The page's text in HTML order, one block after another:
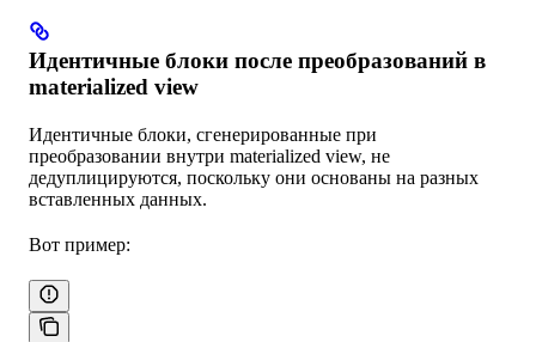
Идентичные блоки после преобразований в
materialized view
Идентичные блоки, сгенерированные при
преобразовании внутри materialized view, не
дедуплицируются, поскольку они основаны на разных
вставленных данных.
Вот пример: